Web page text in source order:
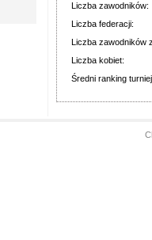
Liczba zawodników:
Liczba federacji:
Liczba zawodników
Liczba kobiet:
Średni ranking